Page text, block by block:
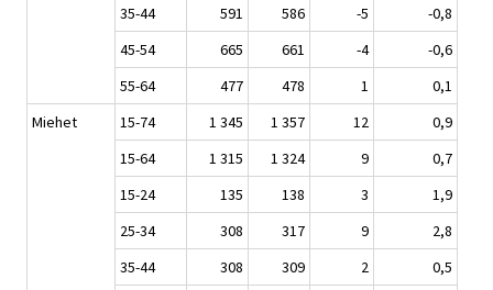
35-44
591 586 -5
-0,8
45-54
665 661 -4
-0,6
55-64
477 478 1
0,1
Miehet
15-74 1 345 1 357 12
0,9
15-64
1 315 1 324 9
0,7
15-24
135 138 3
1,9
25-34
308 317 9
2,8
35-44
308 309 2
0,5